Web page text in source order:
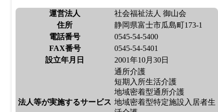
運営法人
社会福祉法人 御山会
住所
静岡県富士市瓜島町173-1
電話番号
0545-54-5400
FAX番号
0545-54-5401
設立年月日
2001年10月30日
法人等が実施するサービス
通所介護
短期入所生活介護
地域密着型通所介護
地域密着型特定施設入居者生